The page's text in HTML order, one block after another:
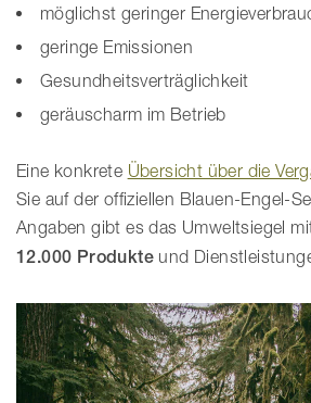
möglichst geringer
geringe Emissionen
Gesundheitsverträglichkeit
geräuscharm im Betrieb
Eine konkrete Übersicht über die
Sie auf der offiziellen Blauen-Engel-
Angaben gibt es das Umweltsiegel
12.000 Produkte und